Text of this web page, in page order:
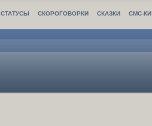
СТАТУСЫ СКОРОГОВОРКИ СКАЗКИ СМС-КИ